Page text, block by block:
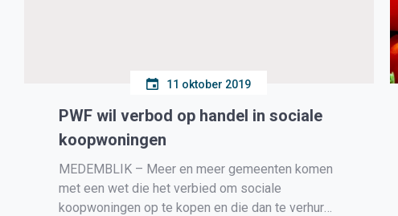
11 oktober 2019
PWF wil verbod op handel in sociale
koopwoningen
MEDEMBLIK – Meer en meer gemeenten komen
met een wet die het verbied om sociale
koopwoningen op te kopen en die dan te verhuren